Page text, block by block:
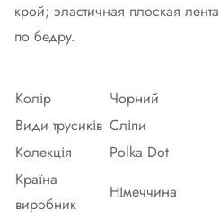
крой; эластичная плоская
по бедру.
Колір
Чорний
Види трусиків Сліпи
Колекція
Polka Dot
Країна
виробник
Німеччина